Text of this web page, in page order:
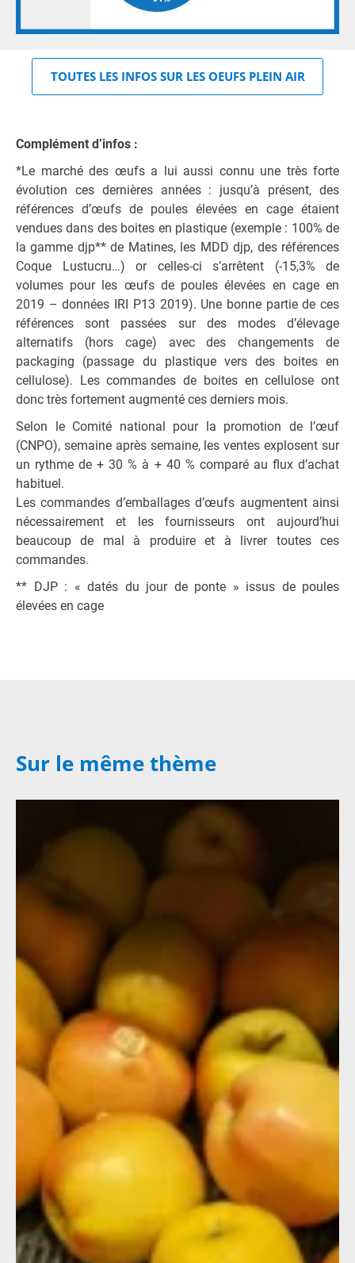
TOUTES LES INFOS SUR LES OEUFS PLEIN AIR
Complément d’infos :
*Le marché des œufs a lui aussi connu une très forte
évolution ces dernières années : jusqu’à présent, des
références d’œufs de poules élevées en cage étaient
vendues dans des boites en plastique (exemple : 100% de
la gamme djp** de Matines, les MDD djp, des références
Coque Lustucru…) or celles-ci s’arrêtent (-15,3% de
volumes pour les œufs de poules élevées en cage en
2019 – données IRI P13 2019). Une bonne partie de ces
références sont passées sur des modes d’élevage
alternatifs (hors cage) avec des changements de
packaging (passage du plastique vers des boites en
cellulose). Les commandes de boites en cellulose ont
donc très fortement augmenté ces derniers mois.
Selon le Comité national pour la promotion de l’œuf
(CNPO), semaine après semaine, les ventes explosent sur
un rythme de + 30 % à + 40 % comparé au flux d’achat
habituel.
Les commandes d’emballages d’œufs augmentent ainsi
nécessairement et les fournisseurs ont aujourd’hui
beaucoup de mal à produire et à livrer toutes ces
commandes.
** DJP : « datés du jour de ponte » issus de poules
élevées en cage
Sur le même thème